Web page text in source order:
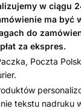
w ciągu
ma być
do
za ekspres.
Poczta
tekstu nadruku